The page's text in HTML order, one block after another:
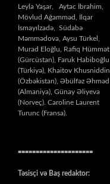
Leyla Yaşar, Aytac İbrahim,
Mövlud Ağamməd, İlqar
İsmayılzadə, Südabə
Məmmədova, Aysu Türkel,
Murad Eloğlu, Rafiq Hümmət
(Gürcüstan), Faruk Habiboğlu
(Türkiyə), Khaitov Khusniddin
(Özbəkistan), Əbülfəz Əhməd
(Almaniya), Günay Əliyeva
(Norveç). Caroline Laurent
Turunc (Fransa).
=====================
Təsisçi və Baş redaktor: